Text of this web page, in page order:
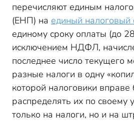
перечисляют единым
(ЕНП) на единый налоговый
единому сроку оплаты (до
исключением НДФЛ,
последнее число текущего
разные налоги в одну
которой налоговики вправе
распределять их по своему
только на налоги, но и на